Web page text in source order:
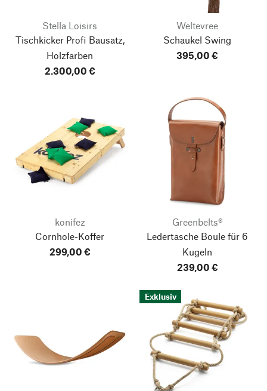
Stella Loisirs
Tischkicker Profi Bausatz,
Holzfarben
2.300,00 €
Weltevree
Schaukel Swing
395,00 €
konifez
Cornhole-Koffer
299,00 €
Greenbelts®
Ledertasche Boule für 6
Kugeln
239,00 €
Exklusiv